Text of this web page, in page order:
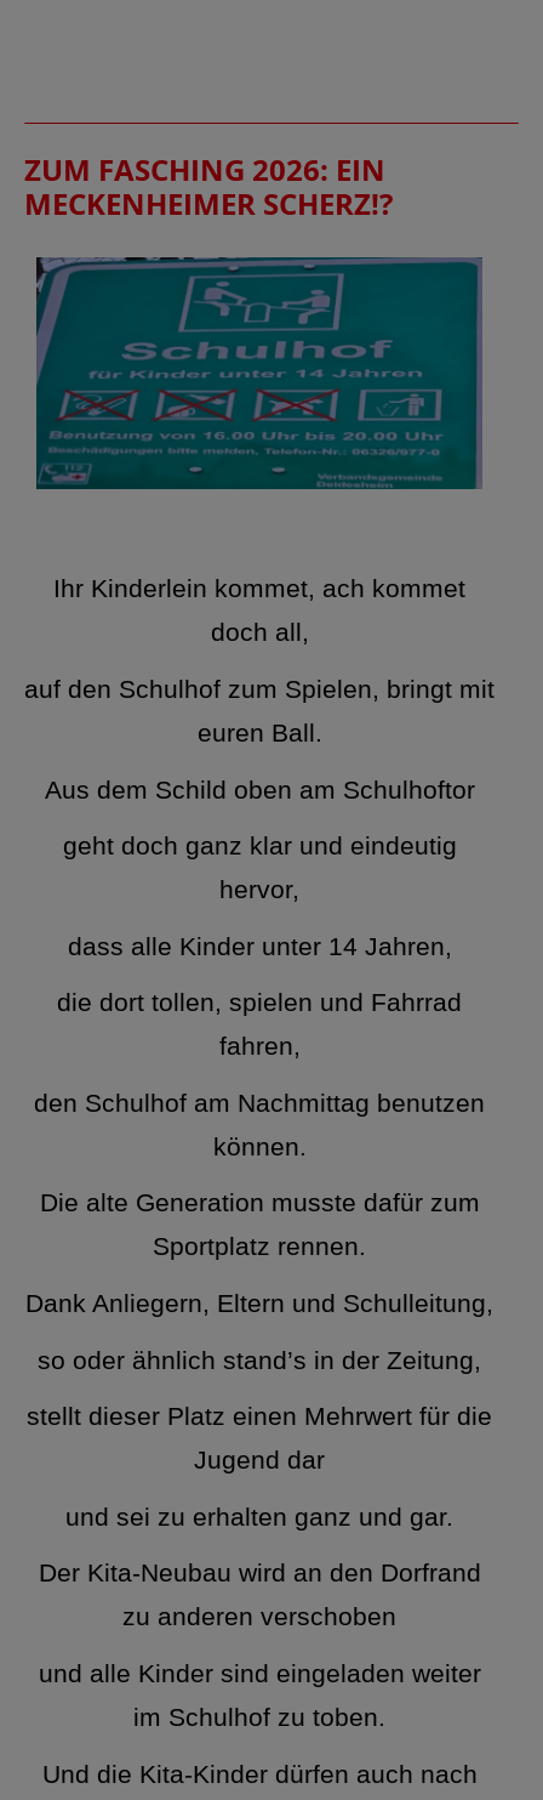
ZUM FASCHING 2026: EIN
MECKENHEIMER SCHERZ!?
Ihr Kinderlein kommet, ach kommet
doch all,
auf den Schulhof zum Spielen, bringt mit
euren Ball.
Aus dem Schild oben am Schulhoftor
geht doch ganz klar und eindeutig
hervor,
dass alle Kinder unter 14 Jahren,
die dort tollen, spielen und Fahrrad
fahren,
den Schulhof am Nachmittag benutzen
können.
Die alte Generation musste dafür zum
Sportplatz rennen.
Dank Anliegern, Eltern und Schulleitung,
so oder ähnlich stand’s in der Zeitung,
stellt dieser Platz einen Mehrwert für die
Jugend dar
und sei zu erhalten ganz und gar.
Der Kita-Neubau wird an den Dorfrand
zu anderen verschoben
und alle Kinder sind eingeladen weiter
im Schulhof zu toben.
Und die Kita-Kinder dürfen auch nach